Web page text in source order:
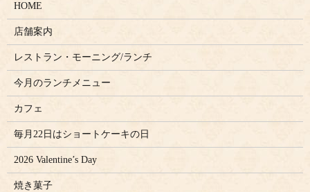
HOME
店舗案内
レストラン・モーニング/ランチ
今月のランチメニュー
カフェ
毎月22日はショートケーキの日
2026 Valentine’s Day
焼き菓子